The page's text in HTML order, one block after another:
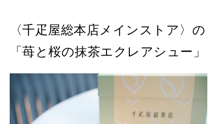
〈千疋屋総本店メインストア〉の
「苺と桜の抹茶エクレアシュー」